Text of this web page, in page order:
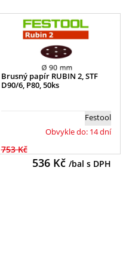
Brusný papír RUBIN 2, STF
D90/6, P80, 50ks
Festool
Obvykle do: 14 dní
753 Kč
536Kč /bal s DPH